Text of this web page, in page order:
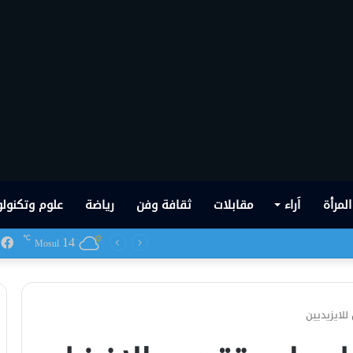
المرأة اَراء مقابلات ثقافة وفن رياضة علوم
Mosul 14
℃